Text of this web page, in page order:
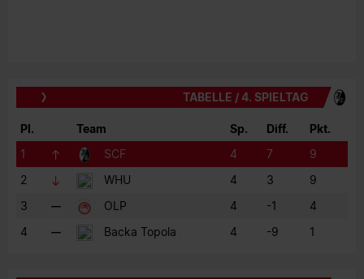
TABELLE / 4. SPIELTAG
Pl. Team Sp. Diff.
Pkt.
1
SCF 4 7
9
2
WHU 4 3
9
3
OLP 4 -1
4
4
Backa Topola 4 -9 1